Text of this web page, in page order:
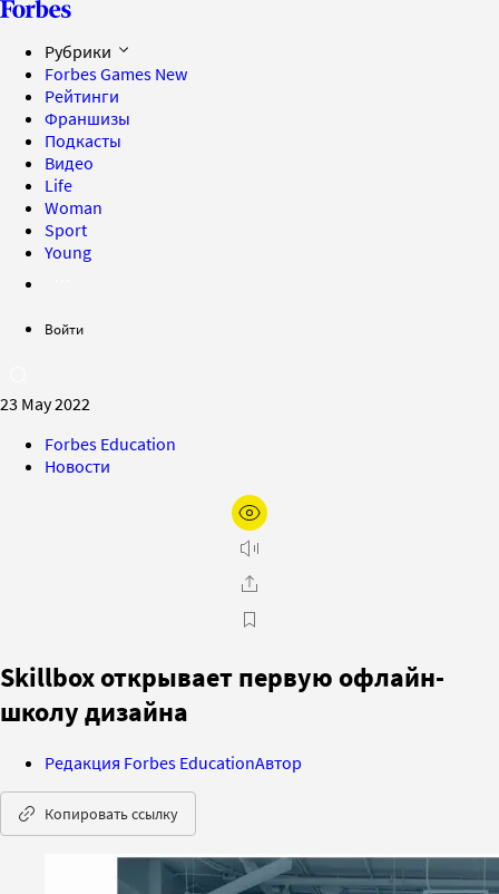
Рубрики
Forbes Games New
Рейтинги
Франшизы
Подкасты
Видео
Life
Woman
Sport
Young
Войти
23 May 2022
Forbes Education
Новости
Skillbox открывает первую офлайн-
школу дизайна
Редакция Forbes EducationАвтор
Копировать ссылку